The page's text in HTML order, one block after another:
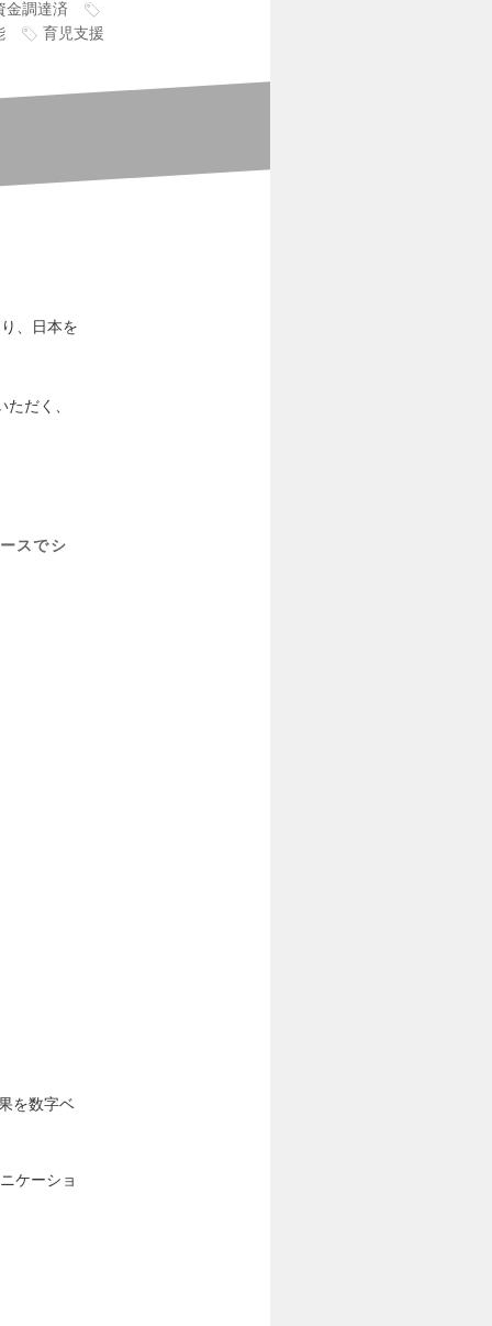
金調達済
育児支援
、日本を
だく、
スでシ
を数字ベ
ケーショ